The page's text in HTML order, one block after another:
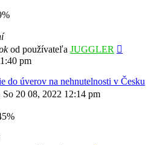
od používateľa JUGGLER
pm
do úverov na nehnutelnosti v Česku
So 20 08, 2022 12:14 pm